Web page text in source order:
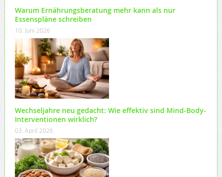
Warum Ernährungsberatung mehr kann als nur
Essenspläne schreiben
10. Juni 2026
Wechseljahre neu gedacht: Wie effektiv sind Mind-Body-
Interventionen wirklich?
03. April 2026